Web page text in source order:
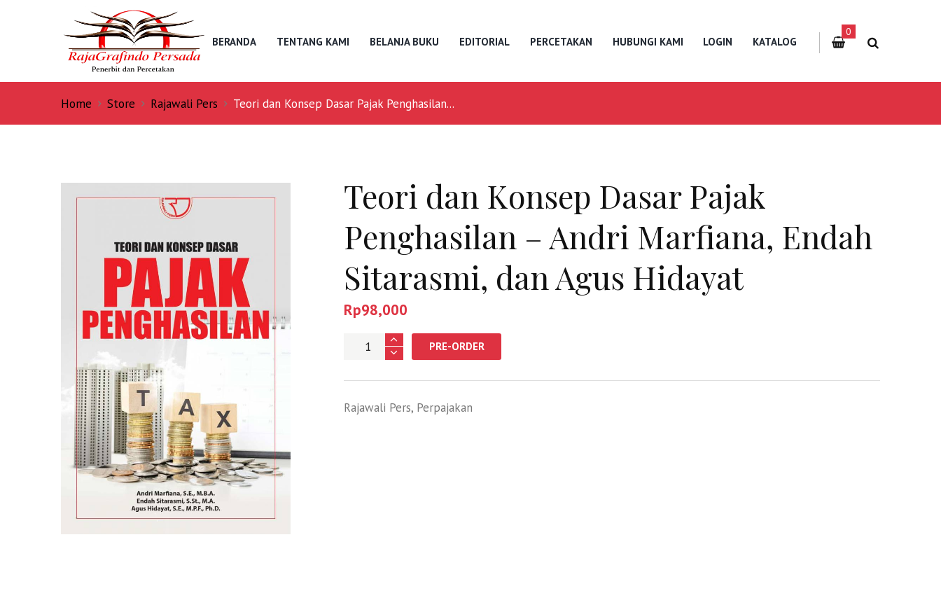
BERANDA TENTANG KAMI BELANJA BUKU EDITORIAL PERCETAKAN HUBUNGI KAMI LOGIN KATALOG
0
Home Store Rajawali Pers Teori dan Konsep Dasar Pajak Penghasilan...
Teori dan Konsep Dasar Pajak
Penghasilan – Andri Marfiana, Endah
Sitarasmi, dan Agus Hidayat
Rp98,000
Jumlah PRE-ORDER
Rajawali Pers, Perpajakan